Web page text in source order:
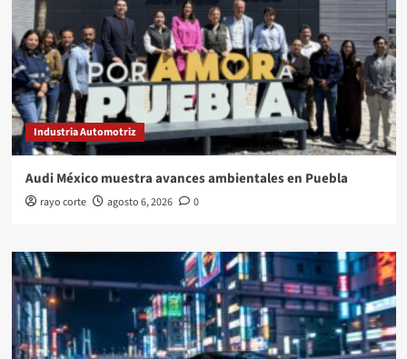
Industria Automotriz
Audi México muestra avances ambientales en Puebla
rayo corte agosto 6, 2026 0